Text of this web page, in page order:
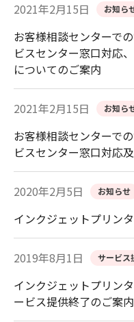
2021年2月15日 お知ら
お客様相談センターで
ビスセンター窓口対応
についてのご案内
2021年2月15日 お知ら
お客様相談センターで
ビスセンター窓口対応
2020年2月5日 お知らせ
インクジェットプリン
2019年8月1日 サービス
インクジェットプリン
ービス提供終了のご案内